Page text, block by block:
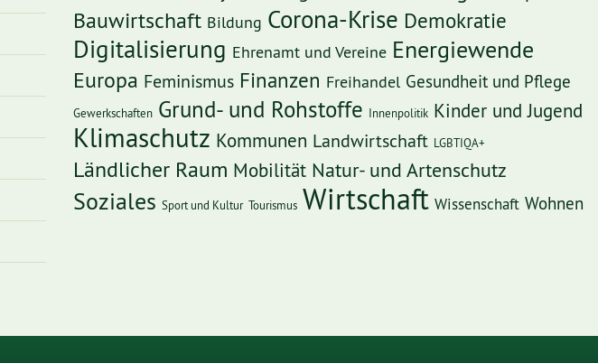
Bauwirtschaft Bildung Corona-Krise Demokratie
Digitalisierung Ehrenamt und Vereine Energiewende
Europa Feminismus Finanzen Freihandel Gesundheit und Pflege
Gewerkschaften Grund- und Rohstoffe Innenpolitik Kinder und Jugend
Klimaschutz Kommunen Landwirtschaft LGBTIQA+
Ländlicher Raum Mobilität Natur- und Artenschutz
Soziales Sport und Kultur Tourismus Wirtschaft Wissenschaft Wohnen